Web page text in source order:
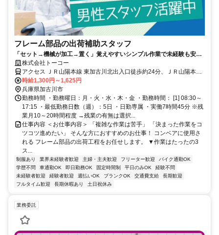
フレーム部品の出荷補助スタッフ
「セット→機械が加工→置く」覚えやすいシンプル作業で未経験も安
心。日勤のみ＆土日祝休み！残業有無も選べるので、ムリなく続けられ
る環境です。
株式会社トーコー
アクセス ＪＲ山陽本線 東加古川北出入口徒歩約24分、ＪＲ山陽本線
土山北口徒歩約25分、山陽電鉄本線 播磨町北口徒歩約38分 JR「東加
古川」駅より車5分 ★車・バイク通勤OK
時給1,300円～1,625円
兵庫県加古川市
勤務時間 ・勤務曜日：月・火・水・木・金 ・勤務時間： [1] 08:30～
17:15 ・最低勤務日数（週）：5日 ・日勤専属 ・実働7時間45分 ※残
業月10～20時間程度 →残業の有無は選択...
仕事内容 ＜お仕事内容＞ 「複雑な作業は苦手」 「決まった作業をコ
ツコツ進めたい」 そんな方におすすめのお仕事！ コンベアに使用さ
れる フレーム部品の出荷工程をお任せします。 ▼作業はたったの3
ス...
制服あり 業界未経験者歓迎 主婦・主夫歓迎 フリーター歓迎
バイク通勤OK
学歴不問
車通勤OK 即日勤務OK 固定時間制 平日のみOK
経験不問
未経験者歓迎
経験者歓迎 週払いOK ブランクOK 交通費支給
長期歓迎
フルタイム歓迎
長期休暇あり 土日祝休み
業務委託